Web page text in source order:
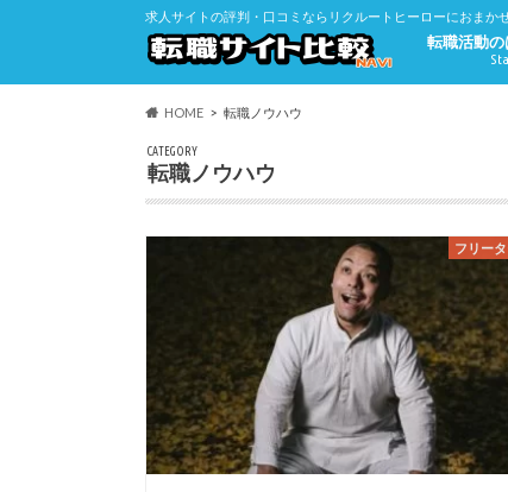
求人サイトの評判・口コミならリクルートヒーローにおまか
転職活動
HOME 転職ノウハウ
CATEGORY
転職ノウハウ
フリー